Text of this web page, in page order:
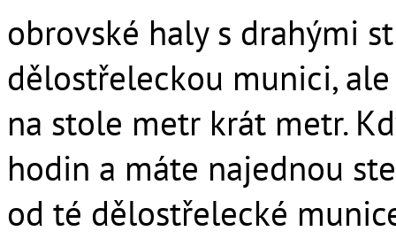
obrovské haly s drahými
dělostřeleckou munici,
na stole metr krát metr.
hodin a máte najednou
od té dělostřelecké